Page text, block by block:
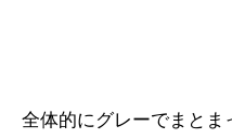
全体的にグレーでまと